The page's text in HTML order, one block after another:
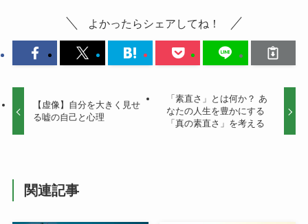
よかったらシェアしてね！
【虚像】自分を大きく見せ
る嘘の自己と心理
「素直さ」とは何か？ あ
なたの人生を豊かにする
「真の素直さ」を考える
関連記事